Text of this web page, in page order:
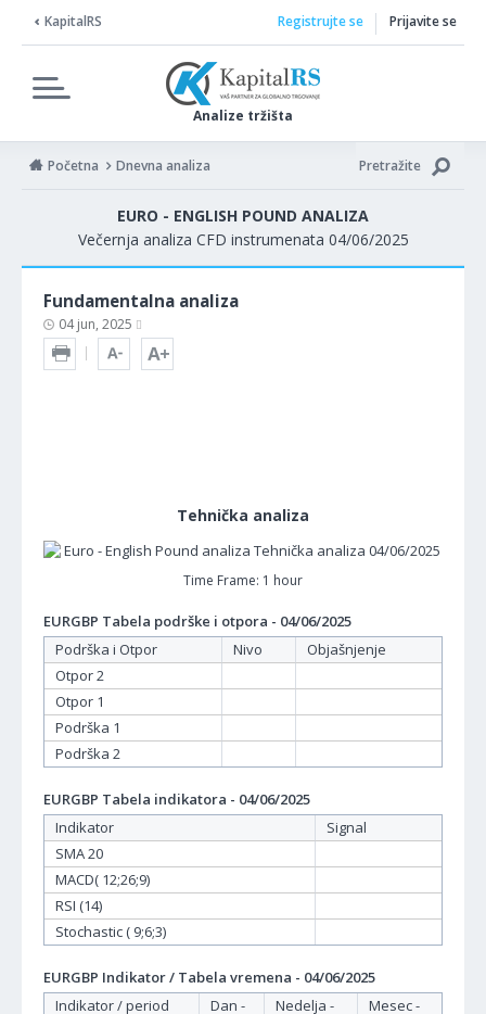
KapitalRS
Analize tržišta
Registrujte se Prijavite se
Početna Dnevna analiza Pretražite
EURO - ENGLISH POUND ANALIZA
Večernja analiza CFD instrumenata 04/06/2025
Fundamentalna analiza
04 jun, 2025
Tehnička analiza
Time Frame: 1 hour
EURGBP Tabela podrške i otpora - 04/06/2025
Podrška i Otpor
Nivo
Objašnjenje
Otpor 2
Otpor 1
Podrška 1
Podrška 2
EURGBP Tabela indikatora - 04/06/2025
Indikator
Signal
SMA 20
MACD( 12;26;9)
RSI (14)
Stochastic ( 9;6;3)
EURGBP Indikator / Tabela vremena - 04/06/2025
Indikator / period
Dan - Nedelja -
Mesec -